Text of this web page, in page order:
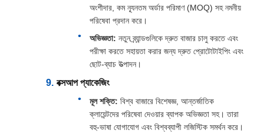
অংশীদার, কম ন্যূনতম অর্ডার পরিমাণ (MOQ) সহ নমনীয়
পরিষেবা প্রদান করে।
অভিজ্ঞতা: নতুন ব্র্যান্ডগুলিকে দ্রুত বাজার চালু করতে এবং
পরীক্ষা করতে সহায়তা করার জন্য দ্রুত প্রোটোটাইপিং এবং
ছোট-ব্যাচ উত্পাদন।
বক্সআপ প্যাকেজিং
মূল শক্তি: বিশ্ব বাজারে বিশেষজ্ঞ, আন্তর্জাতিক
ক্লায়েন্টদের পরিষেবা দেওয়ার ব্যাপক অভিজ্ঞতা সহ। তারা
বহু-ভাষা যোগাযোগ এবং বিশ্বব্যাপী লজিস্টিক সমর্থন করে।